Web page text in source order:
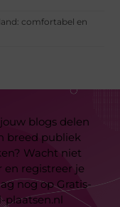
comfortabel en
blogs delen
breed publiek
Wacht niet
en registreer je
nog op Gratis-
plaatsen.nl